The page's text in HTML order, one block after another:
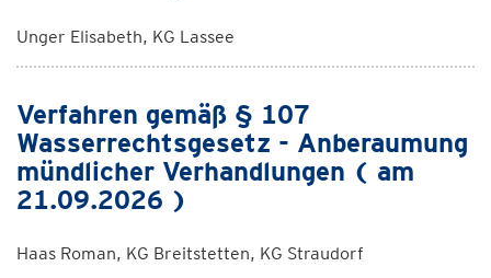
Unger Elisabeth, KG Lassee
Verfahren gemäß § 107
Wasserrechtsgesetz - Anberaumung
mündlicher Verhandlungen ( am
21.09.2026 )
Haas Roman, KG Breitstetten, KG Straudorf